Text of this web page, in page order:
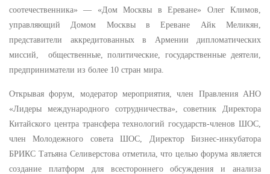
соотечественника» — «Дом Москвы в Ереване» Олег Климов,
управляющий Домом Москвы в Ереване Айк Меликян,
представители аккредитованных в Армении дипломатических
миссий, общественные, политические, государственные деятели,
предприниматели из более 10 стран мира.
Открывая форум, модератор мероприятия, член Правления АНО
«Лидеры международного сотрудничества», советник Директора
Китайского центра трансфера технологий государств-членов ШОС,
член Молодежного совета ШОС, Директор Бизнес-инкубатора
БРИКС Татьяна Селиверстова отметила, что целью форума является
создание платформ для всестороннего обсуждения и анализа